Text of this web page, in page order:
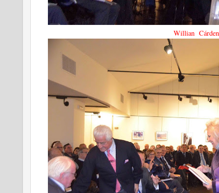
Willian